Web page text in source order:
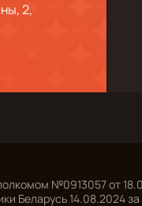
2,
№0913057 от
Беларусь 14.08.2024